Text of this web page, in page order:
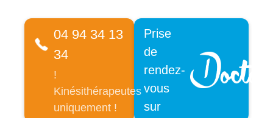
04 94 34 13
34
!
Kinésithérapeutes
uniquement !
Prise
de
rendez-
vous
sur